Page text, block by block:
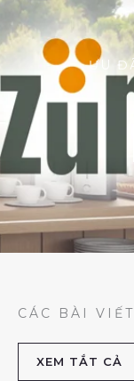
ƯU
CÁC BÀI
XEM TẮT CẢ